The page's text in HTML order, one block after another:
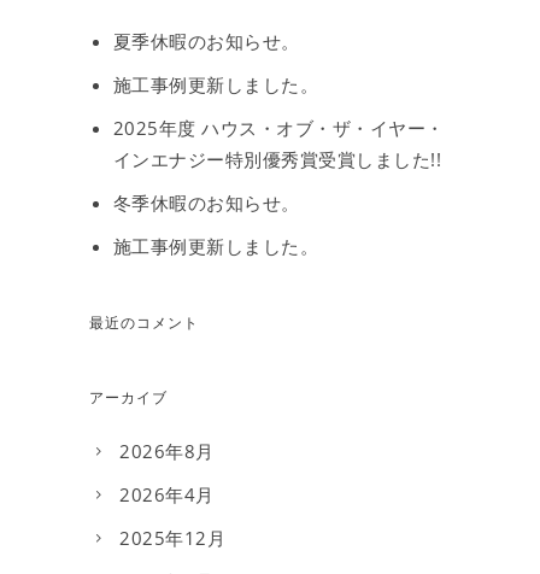
夏季休暇のお知らせ。
施工事例更新しました。
2025年度 ハウス・オブ・ザ・イヤー・
インエナジー特別優秀賞受賞しました!!
冬季休暇のお知らせ。
施工事例更新しました。
最近のコメント
アーカイブ
2026年8月
2026年4月
2025年12月